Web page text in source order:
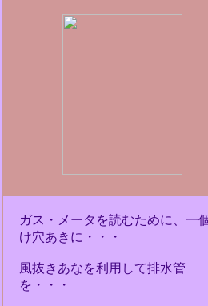
ガス・メータを読むために、一
け穴あきに・・・
風抜きあなを利用して排水管
を・・・